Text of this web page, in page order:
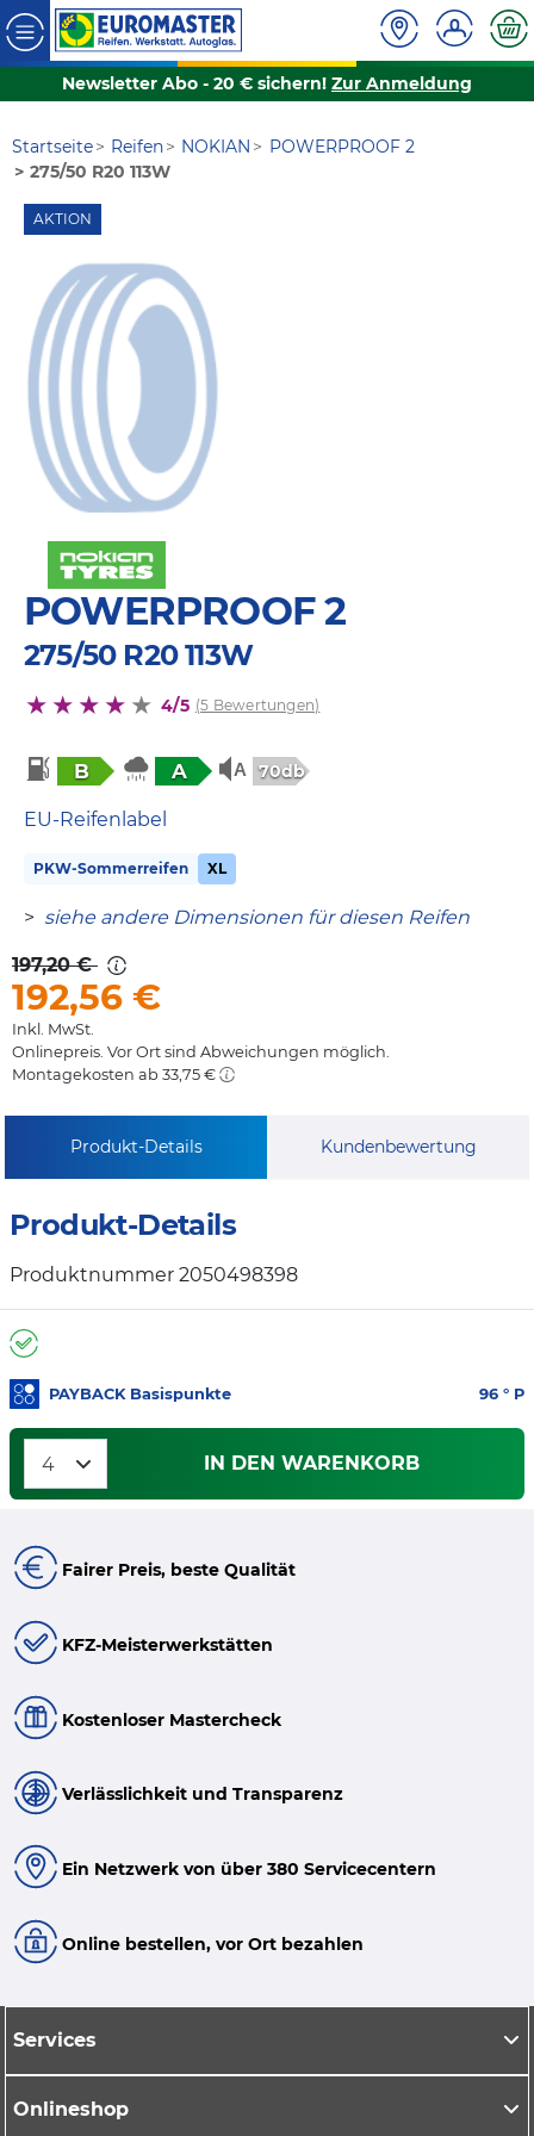
Newsletter Abo - 20 € sichern! Zur Anmeldung
Startseite Reifen NOKIAN
POWERPROOF 2
275/50 R20 113W
AKTION
POWERPROOF 2
275/50 R20 113W
4/5 (5 Bewertungen)
B A 70db
EU-Reifenlabel
PKW-Sommerreifen XL
> siehe andere Dimensionen für diesen Reifen
197,20 €
192,56 €
Inkl. MwSt.
Onlinepreis. Vor Ort sind Abweichungen möglich.
Montagekosten ab 33,75 €
Produkt-Details Kundenbewertung
Produkt-Details
Produktnummer 2050498398
PAYBACK Basispunkte 96 ° P
IN DEN WARENKORB
Fairer Preis, beste Qualität
KFZ-Meisterwerkstätten
Kostenloser Mastercheck
Verlässlichkeit und Transparenz
Ein Netzwerk von über 380 Servicecentern
Online bestellen, vor Ort bezahlen
Services
Onlineshop